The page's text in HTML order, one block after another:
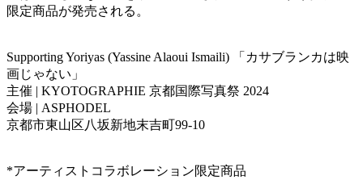
限定商品が発売される。
Supporting Yoriyas (Yassine Alaoui Ismaili) 「カサブランカは映
画じゃない」
主催 | KYOTOGRAPHIE 京都国際写真祭 2024
会場 | ASPHODEL
京都市東山区八坂新地末吉町99-10
*アーティストコラボレーション限定商品